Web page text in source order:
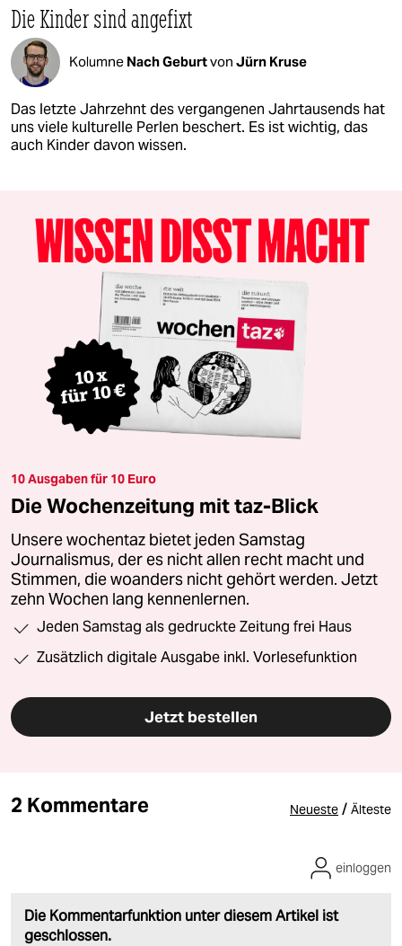
Die Kinder sind angefixt
Kolumne Nach Geburtvon Jürn Kruse
Das letzte Jahrzehnt des vergangenen Jahrtausends hat
uns viele kulturelle Perlen beschert. Es ist wichtig, das
auch Kinder davon wissen.
10 Ausgaben für 10 Euro
Die Wochenzeitung mit taz-Blick
Unsere wochentaz bietet jeden Samstag
Journalismus, der es nicht allen recht macht und
Stimmen, die woanders nicht gehört werden. Jetzt
zehn Wochen lang kennenlernen.
Jeden Samstag als gedruckte Zeitung frei Haus
Zusätzlich digitale Ausgabe inkl. Vorlesefunktion
Jetzt bestellen
2 Kommentare Neueste / Älteste
Die Kommentarfunktion unter diesem Artikel ist
geschlossen.
einloggen